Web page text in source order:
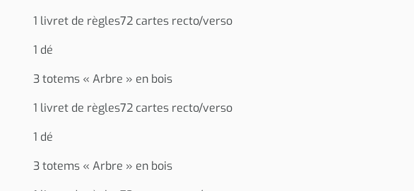
1 livret de règles72 cartes recto/verso
1 dé
3 totems « Arbre » en bois
1 livret de règles72 cartes recto/verso
1 dé
3 totems « Arbre » en bois